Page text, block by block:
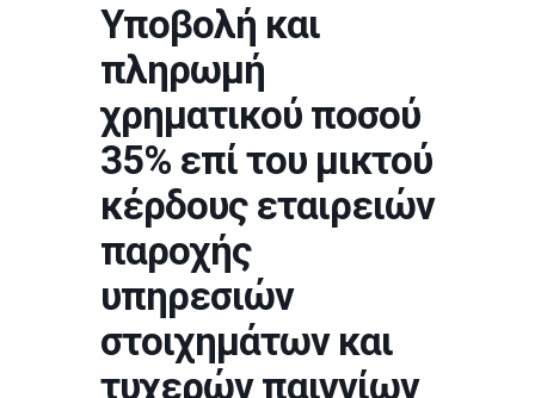
Υποβολή και
πληρωμή
χρηματικού ποσού
35% επί του μικτού
κέρδους εταιρειών
παροχής
υπηρεσιών
στοιχημάτων και
τυχερών παιγνίων